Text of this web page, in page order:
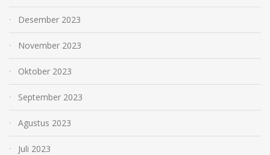
Desember 2023
November 2023
Oktober 2023
September 2023
Agustus 2023
Juli 2023